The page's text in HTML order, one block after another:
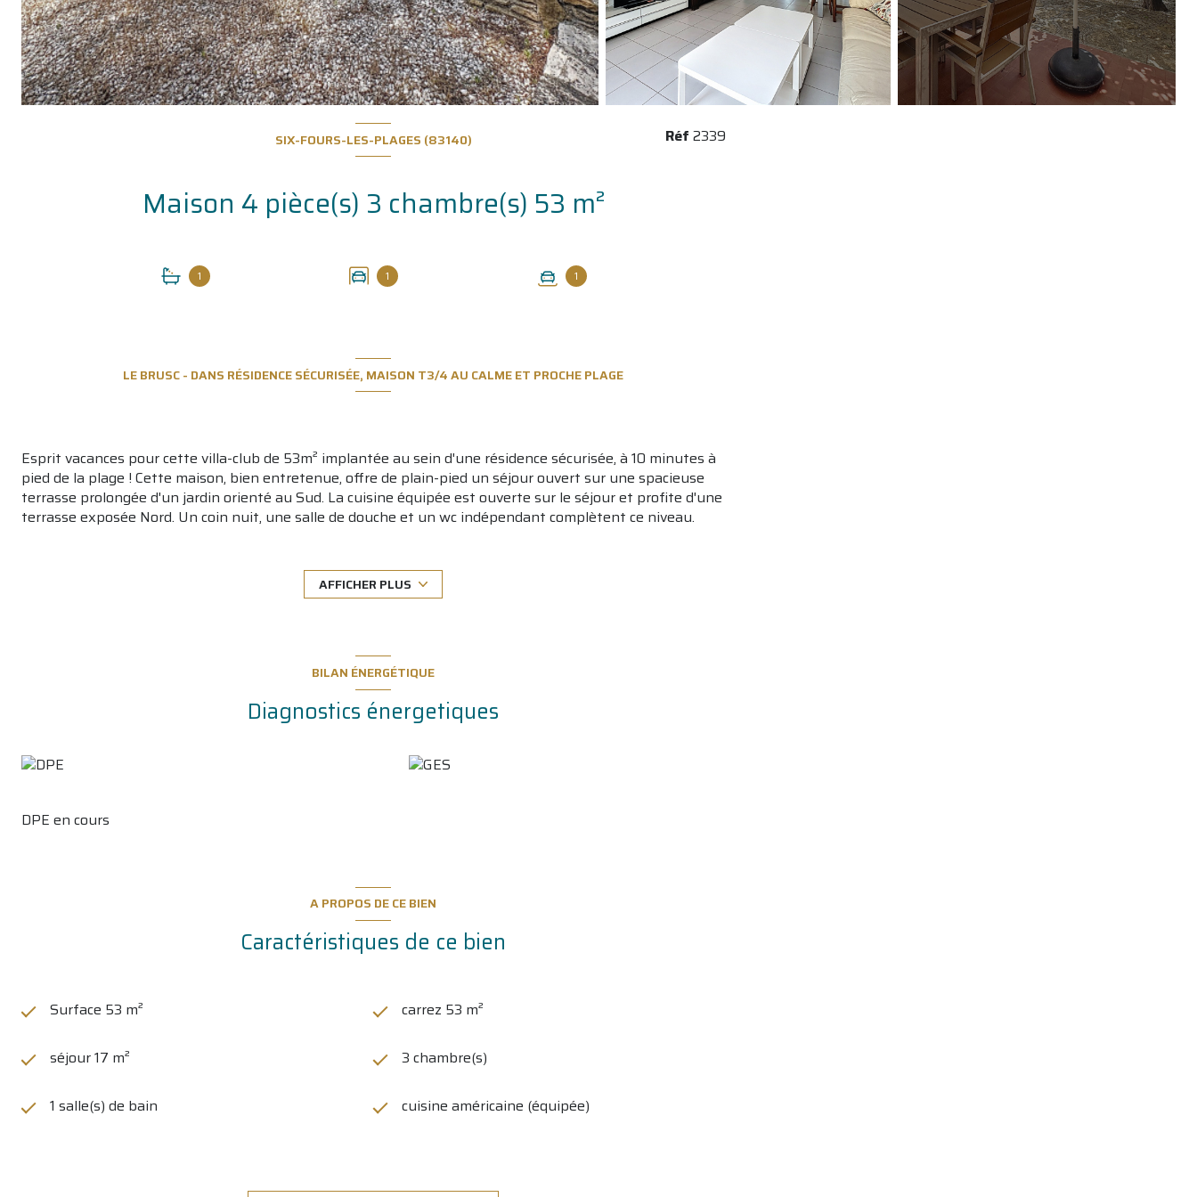
SIX-FOURS-LES-PLAGES (83140)
Maison 4 pièce(s) 3 chambre(s) 53 m²
1 1 1
Réf 2339
LE BRUSC - DANS RÉSIDENCE SÉCURISÉE, MAISON T3/4 AU CALME ET PROCHE PLAGE
Esprit vacances pour cette villa-club de 53m² implantée au sein d'une résidence sécurisée, à 10 minutes à
pied de la plage ! Cette maison, bien entretenue, offre de plain-pied un séjour ouvert sur une spacieuse
terrasse prolongée d'un jardin orienté au Sud. La cuisine équipée est ouverte sur le séjour et profite d'une
terrasse exposée Nord. Un coin nuit, une salle de douche et un wc indépendant complètent ce niveau.
investissement locatif. A visiter rapidement !AFFICHER PLUS
BILAN ÉNERGÉTIQUE
Diagnostics énergetiques
DPE en cours
A PROPOS DE CE BIEN
Caractéristiques de ce bien
Surface 53 m² carrez 53 m²
séjour 17 m² 3 chambre(s)
1 salle(s) de bain cuisine américaine (équipée)